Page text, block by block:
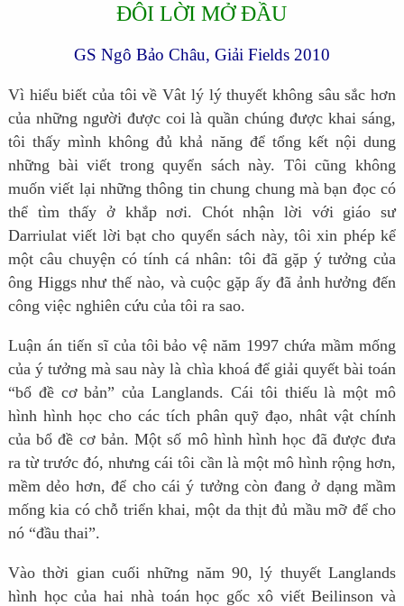
ĐÔI LỜI MỞ ĐẦU
GS Ngô Bảo Châu, Giải Fields 2010
Vì hiểu biết của tôi về Vât lý lý thuyết không sâu sắc hơn
của những người được coi là quần chúng được khai sáng,
tôi thấy mình không đủ khả năng để tổng kết nội dung
những bài viết trong quyển sách này. Tôi cũng không
muốn viết lại những thông tin chung chung mà bạn đọc có
thể tìm thấy ở khắp nơi. Chót nhận lời với giáo sư
Darriulat viết lời bạt cho quyển sách này, tôi xin phép kể
một câu chuyện có tính cá nhân: tôi đã gặp ý tưởng của
ông Higgs như thế nào, và cuộc gặp ấy đã ảnh hưởng đến
công việc nghiên cứu của tôi ra sao.
Luận án tiến sĩ của tôi bảo vệ năm 1997 chứa mầm mống
của ý tưởng mà sau này là chìa khoá để giải quyết bài toán
“bổ đề cơ bản” của Langlands. Cái tôi thiếu là một mô
hình hình học cho các tích phân quỹ đạo, nhât vật chính
của bổ đề cơ bản. Một số mô hình hình học đã được đưa
ra từ trước đó, nhưng cái tôi cần là một mô hình rộng hơn,
mềm dẻo hơn, để cho cái ý tưởng còn đang ở dạng mầm
mống kia có chỗ triển khai, một da thịt đủ mầu mỡ để cho
nó “đầu thai”.
Vào thời gian cuối những năm 90, lý thuyết Langlands
hình học của hai nhà toán học gốc xô viết Beilinson và